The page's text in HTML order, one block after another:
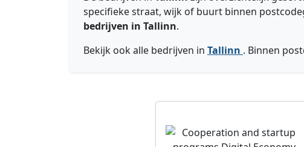
specifieke straat, wijk of buurt binnen
bedrijven in Tallinn.
Bekijk ook alle bedrijven in Tallinn . Binnen